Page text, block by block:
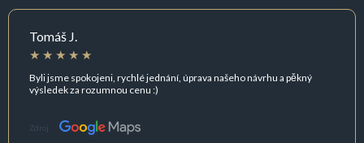
Tomáš J.
Byli jsme spokojeni, rychlé jednání, úprava našeho návrhu a pěkný
výsledek za rozumnou cenu :)
Zdroj: